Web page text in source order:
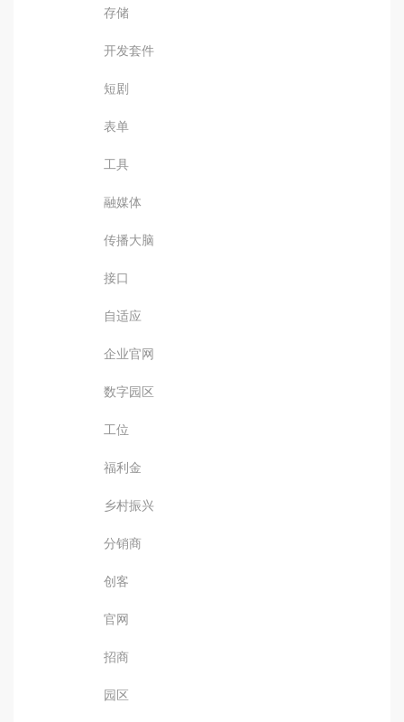
存储
开发套件
短剧
表单
工具
融媒体
传播大脑
接口
自适应
企业官网
数字园区
工位
福利金
乡村振兴
分销商
创客
官网
招商
园区